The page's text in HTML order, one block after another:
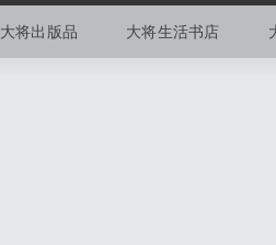
大将出版品 大将生活书店